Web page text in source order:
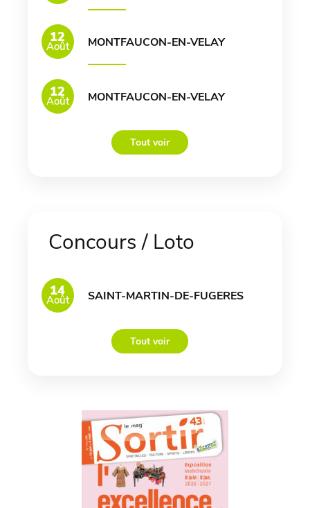
12
Août MONTFAUCON-EN-VELAY
12
Août MONTFAUCON-EN-VELAY
Tout voir
Concours / Loto
14
Août SAINT-MARTIN-DE-FUGERES
Tout voir